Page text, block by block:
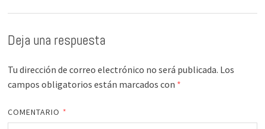
Deja una respuesta
Tu dirección de correo electrónico no será publicada. Los
campos obligatorios están marcados con *
COMENTARIO *